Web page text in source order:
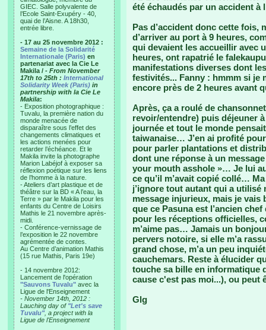
GIEC. Salle polyvalente de
l’Ecole Saint-Exupéry - 40,
quai de l’Aisne. A 18h30,
entrée libre.
- 17 au 25 novembre 2012 :
Semaine de la Solidarité
Internationale (Paris) en
partenariat avec la Cie Le
Makila / - From November
17th to 25th : International
Solidarity Week (Paris) in
partnership with la Cie Le
Makila:
- Exposition photographique :
Tuvalu, la première nation du
monde menacée de
disparaître sous l’effet des
changements climatiques et
les actions menées pour
retarder l’échéance. Et le
Makila invite la photographe
Marion Labéjof à exposer sa
réflexion poétique sur les liens
de l’homme à la nature.
- Ateliers d’art plastique et de
théâtre sur la BD « A l’eau, la
Terre » par le Makila pour les
enfants du Centre de Loisirs
Mathis le 21 novembre après-
midi.
- Conférence-vernissage de
l’exposition le 22 novembre
agrémentée de contes.
Au Centre d’animation Mathis
(15 rue Mathis, Paris 19e)
- 14 novembre 2012:
Lancement de l'opération
"Sauvons Tuvalu" avec la
Ligue de l'Enseignement
- November 14th, 2012 :
Lauching day of "Let's save
Tuvalu", a project with la
Ligue de l'Enseignement
été échaudés par un accident à
Pas d’accident donc cette fois,
d’arriver au port à 9 heures,
qui devaient les accueillir avec
heures, ont rapatrié le
manifestations diverses dont
festivités... Fanny : hmmm si je
encore près de 2 heures avant
Après, ça a roulé de
revoir/entendre) puis déjeuner
journée et tout le monde
taiwanaise… J’en ai profité
pour parler plantations et
dont une réponse à un
your mouth asshole »… Je lui
ce qu’il m’avait copié collé…
j’ignore tout autant qui a
message injurieux, mais je
que ce Pasuna est l’ancien
pour les réceptions officielles,
m’aime pas… Jamais un
pervers notoire, si elle m’a
grand chose, m’a un peu
cauchemars. Reste à élucider
touche sa bille en informatique
cause c'est pas moi...), ou peut
Glg